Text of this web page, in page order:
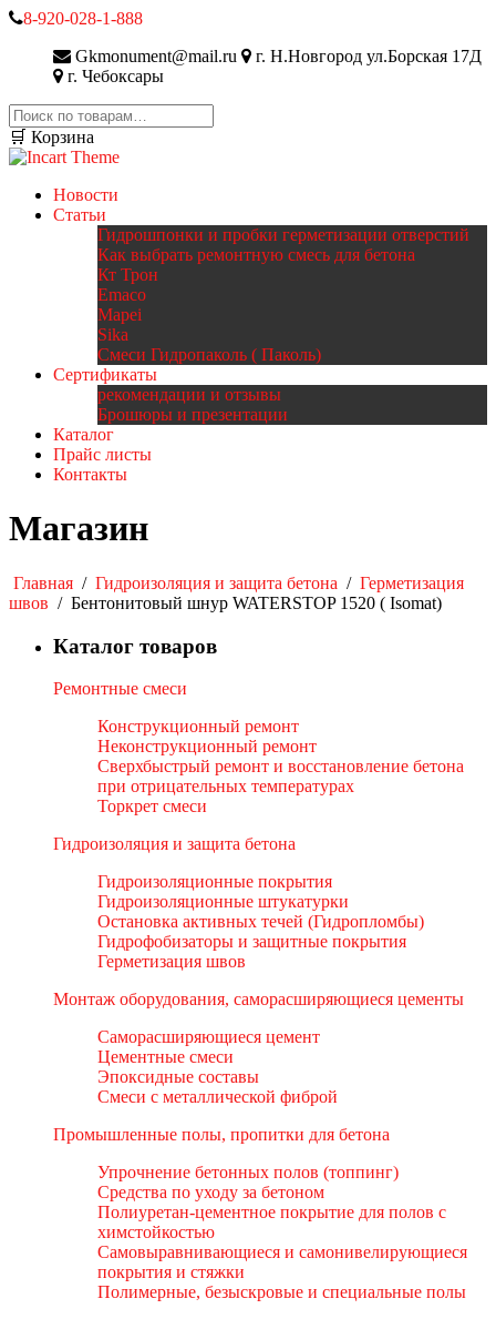
8-920-028-1-888
Gkmonument@mail.ru
г. Н.Новгород ул.Борская 17Д
г. Чебоксары
Искать:
🛒 Корзина
Новости
Статьи
Гидрошпонки и пробки герметизации отверстий
Как выбрать ремонтную смесь для бетона
Кт Трон
Emaco
Mapei
Sika
Смеси Гидропаколь ( Паколь)
Сертификаты
рекомендации и отзывы
Брошюры и презентации
Каталог
Прайс листы
Контакты
Магазин
Главная / Гидроизоляция и защита бетона / Герметизация
швов / Бентонитовый шнур WATERSTOP 1520 ( Isomat)
Каталог товаров
Ремонтные смеси
Конструкционный ремонт
Неконструкционный ремонт
Сверхбыстрый ремонт и восстановление бетона
при отрицательных температурах
Торкрет смеси
Гидроизоляция и защита бетона
Гидроизоляционные покрытия
Гидроизоляционные штукатурки
Остановка активных течей (Гидропломбы)
Гидрофобизаторы и защитные покрытия
Герметизация швов
Монтаж оборудования, саморасширяющиеся цементы
Саморасширяющиеся цемент
Цементные смеси
Эпоксидные составы
Смеси с металлической фиброй
Промышленные полы, пропитки для бетона
Упрочнение бетонных полов (топпинг)
Средства по уходу за бетоном
Полиуретан-цементное покрытие для полов с
химстойкостью
Самовыравнивающиеся и самонивелирующиеся
покрытия и стяжки
Полимерные, безыскровые и специальные полы